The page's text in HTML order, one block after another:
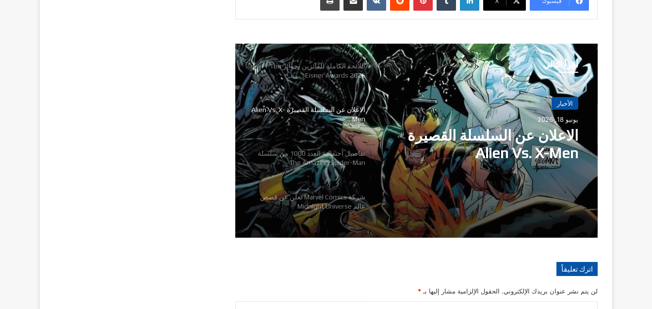
أقرأ التالي
الأخبار
يونيو 18, 2026
الاعلان عن السلسلة القصيرة
Alien Vs. X-Men
الأخبار
مايو 21, 2026
تفاصيل احتفالية العدد 1000 من
سلسلة The Amazing Spider-
Man
Remender و Steve Epting
Eisner Awards 2026
الاعلان عن السلسلة القصيرة Alien Vs. X-
Men
تفاصيل احتفالية العدد 1000 من سلسلة
The Amazing Spider-Man
شركة Marvel Comics تعلن عن قصص
رعب وجريمة وفوضى في سلسلة
Hammerfist الجديدة من Rick
Remender و Steve Epting
اترك تعليقاً
لن يتم نشر عنوان بريدك الإلكتروني. الحقول الإلزامية مشار إليها بـ *